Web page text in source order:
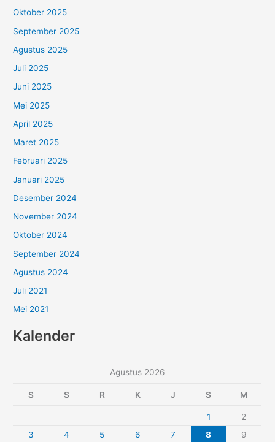
Oktober 2025
September 2025
Agustus 2025
Juli 2025
Juni 2025
Mei 2025
April 2025
Maret 2025
Februari 2025
Januari 2025
Desember 2024
November 2024
Oktober 2024
September 2024
Agustus 2024
Juli 2021
Mei 2021
Kalender
Agustus 2026
S S R K J S M
1
2
3
4 5 6 7 8 9